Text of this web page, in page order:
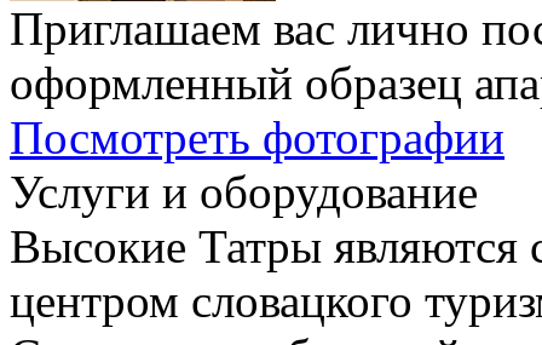
Приглашаем вас лично
оформленный образец
Посмотреть фотографии
Услуги и оборудование
Высокие Татры являются
центром словацкого